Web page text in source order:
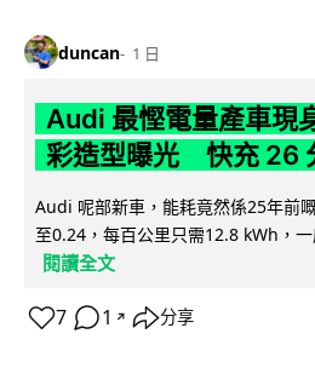
duncan 1 日
Audi 最慳電量產車
彩造型曝光 快充 26
Audi 呢部新車，能耗竟然係25年前
至0.24，每百公里只需12.8 kWh，
閱讀全文
7 1 ↗ 分享